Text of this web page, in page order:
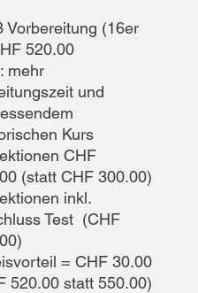
Vorbereitung (16er
520.00
mehr
und
Kurs
CHF
(statt CHF 300.00)
inkl.
Test (CHF
= CHF 30.00
520.00 statt 550.00)​​